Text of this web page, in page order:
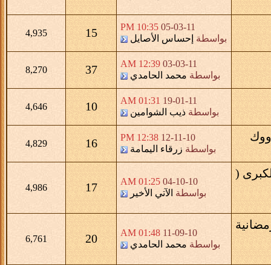
05-03-11
10:35 PM
بواسطة إحساس الأصايل 15
4,935
03-03-11
12:39 AM
بواسطة محمد الحامدي 37
8,270
19-01-11
01:31 AM
بواسطة ذيب الشوامين 10
4,646
12-11-10
12:38 PM
بواسطة زرقاء اليمامة 16
4,829
(
04-10-10
01:25 AM
بواسطة الآتي الأخير 17
4,986
11-09-10
01:48 AM
بواسطة محمد الحامدي 20
6,761